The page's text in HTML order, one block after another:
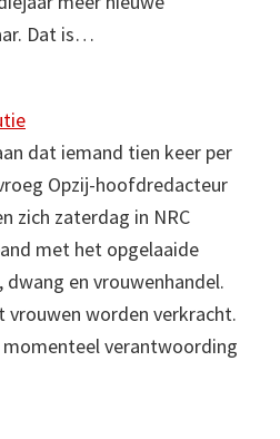
Dat is…
dat iemand tien keer per
Opzij-hoofdredacteur
zich zaterdag in NRC
met het opgelaaide
en vrouwenhandel.
vrouwen worden verkracht.
verantwoording